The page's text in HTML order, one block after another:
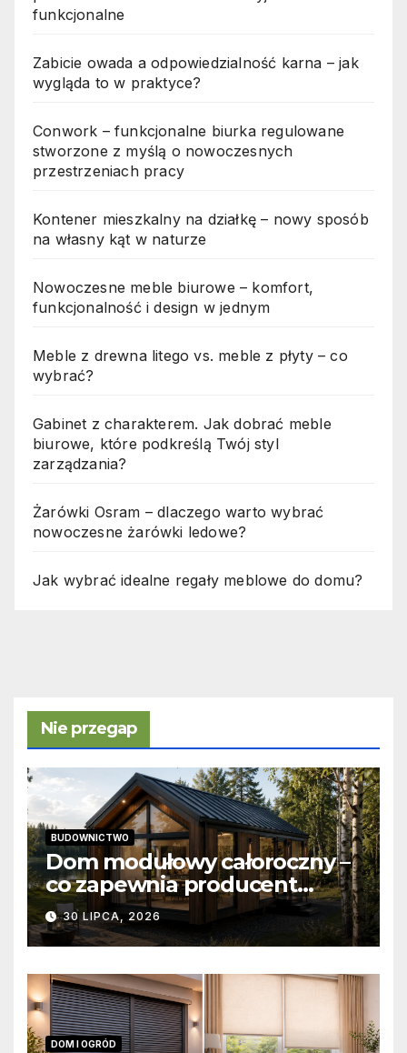
funkcjonalne
Zabicie owada a odpowiedzialność karna – jak
wygląda to w praktyce?
Conwork – funkcjonalne biurka regulowane
stworzone z myślą o nowoczesnych
przestrzeniach pracy
Kontener mieszkalny na działkę – nowy sposób
na własny kąt w naturze
Nowoczesne meble biurowe – komfort,
funkcjonalność i design w jednym
Meble z drewna litego vs. meble z płyty – co
wybrać?
Gabinet z charakterem. Jak dobrać meble
biurowe, które podkreślą Twój styl
zarządzania?
Żarówki Osram – dlaczego warto wybrać
nowoczesne żarówki ledowe?
Jak wybrać idealne regały meblowe do domu?
Nie przegap
BUDOWNICTWO
Dom modułowy całoroczny –
co zapewnia producent
domów modułowych?
30 LIPCA, 2026
DOM I OGRÓD